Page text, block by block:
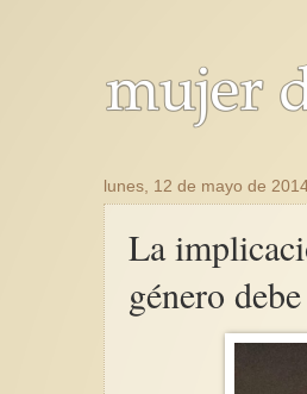
lunes, 12 de mayo de
La
género